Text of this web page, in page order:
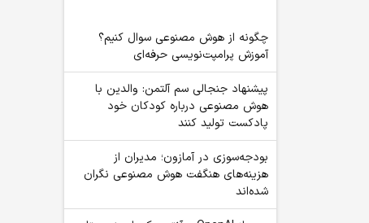
چگونه از هوش مصنوعی سوال کنیم؟
آموزش پرامپت‌نویسی حرفه‌ای
پیشنهاد جنجالی سم آلتمن: والدین با
هوش مصنوعی درباره کودکان خود
پادکست تولید کنند
بودجه‌سوزی در آمازون؛ مدیران از
هزینه‌های هنگفت هوش مصنوعی نگران
شده‌اند